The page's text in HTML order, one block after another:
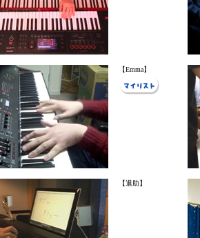
【Emma】
【退助】